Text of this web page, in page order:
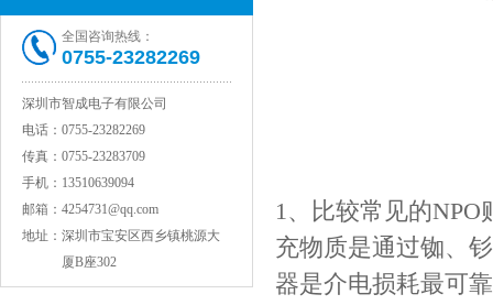
村田电感LQW18AN15NG00D
全国咨询热线：
0755-23282269
深圳市智成电子有限公司
电话： 0755-23282269
传真： 0755-23283709
手机： 13510639094
邮箱： 4254731@qq.com
地址： 深圳市宝安区西乡镇桃源大
厦B座302
1、比较常见的
充物质是通过铷、
器是介电损耗最可